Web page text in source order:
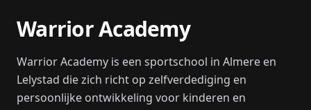
Warrior Academy
Warrior Academy is een sportschool in Almere en
Lelystad die zich richt op zelfverdediging en
persoonlijke ontwikkeling voor kinderen en